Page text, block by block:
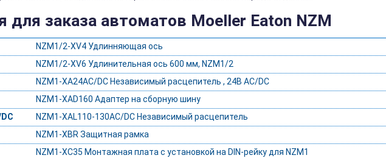
для заказа автоматов Moeller Eaton NZM
NZM1/2-XV4 Удлинняющая ось
NZM1/2-XV6 Удлинительная ось 600 мм, NZM1/2
NZM1-XA24AC/DC Независимый расцепитель , 24В AC/DC
NZM1-XAD160 Адаптер на сборную шину
NZM1-XAL110-130AC/DC Независимый расцепитель
NZM1-XBR Защитная рамка
NZM1-XC35 Монтажная плата с установкой на DIN-рейку для NZM1